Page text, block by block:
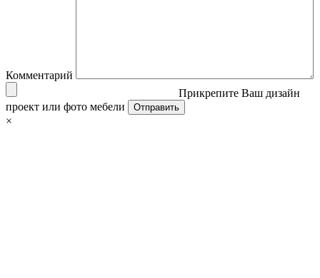
Комментарий
Прикрепите Ваш дизайн
проект или фото мебели
×